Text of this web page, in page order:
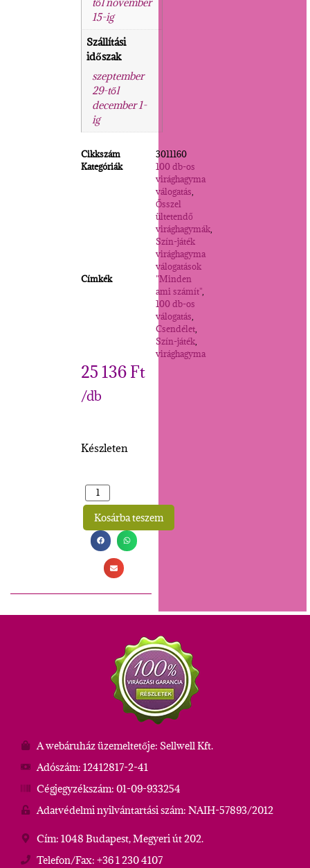
15-ig
Szállítási
időszak
szeptember
29-től
december 1-
ig
Cikkszám
3011160
Kategóriák
100 db-os
virághagyma
válogatás,
Ősszel
ültetendő
virághagymák,
Szín-játék
virághagyma
válogatások
Címkék
"Minden
ami számít",
100 db-os
válogatás,
Csendélet,
Szín-játék,
virághagyma
25 136Ft
/db
Készleten
Kosárba teszem
Alternative:
A webáruház üzemeltetője: Sellwell Kft.
Adószám: 12412817-2-41
Cégjegyzékszám: 01-09-933254
Adatvédelmi nyilvántartási szám: NAIH-57893/2012
Cím: 1048 Budapest, Megyeri út 202.
Telefon/Fax: +36 1 230 4107